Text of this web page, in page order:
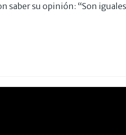
saber su opinión: “Son